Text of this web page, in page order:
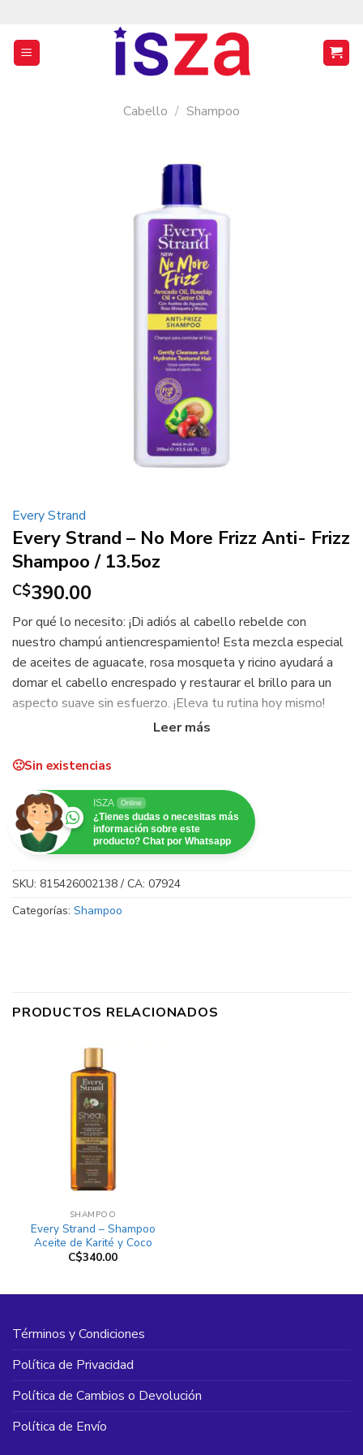
contenido
Cabello / Shampoo
Every Strand
Every Strand – No More Frizz Anti- Frizz
Shampoo / 13.5oz
C$390.00
Por qué lo necesito: ¡Di adiós al cabello rebelde con
nuestro champú antiencrespamiento! Esta mezcla especial
de aceites de aguacate, rosa mosqueta y ricino ayudará a
domar el cabello encrespado y restaurar el brillo para un
aspecto suave sin esfuerzo. ¡Eleva tu rutina hoy mismo!
cabello y cuero cabelludo, eliminando acumulaciones y
suaves, perfectamente preparados para un peinado sin
encrespamiento con los aceites de aguacate, rosa
mosqueta y ricino.
Sin existencias
ISZA Online
¿Tienes dudas o necesitas más
información sobre este
producto? Chat por Whatsapp
SKU: 815426002138 / CA: 07924
Categorías: Shampoo
PRODUCTOS RELACIONADOS
SHAMPOO
Every Strand – Shampoo
Aceite de Karité y Coco
C$340.00
Términos y Condiciones
Política de Privacidad
Política de Cambios o Devolución
Política de Envío